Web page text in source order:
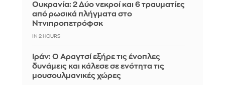
Ουκρανία: 2 Δύο νεκροί και 6 τραυματίες
από ρωσικά πλήγματα στο
Ντνιπροπετρόφσκ
IN 2 HOURS
Ιράν: Ο Αραγτσί εξήρε τις ένοπλες
δυνάμεις και κάλεσε σε ενότητα τις
μουσουλμανικές χώρες